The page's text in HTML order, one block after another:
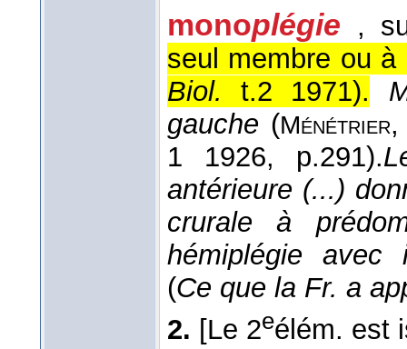
monoplégie ,
seul membre ou
Biol.
t.2 1971).
gauche (Ménétrier
1 1926, p.291).
antérieure (...)
crurale à
hémiplégie avec
(Ce que la Fr. a
2. [Le 2eélém. est